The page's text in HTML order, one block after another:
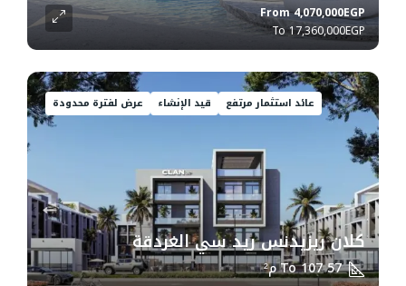
From4,070,000EGP
17,360,000EGP
عائد استثمار مرتفع قيد الإنشاء عرض لفترة محدودة
كلان ريزيدنس ريد سي الغردقة
57 To 107 م²